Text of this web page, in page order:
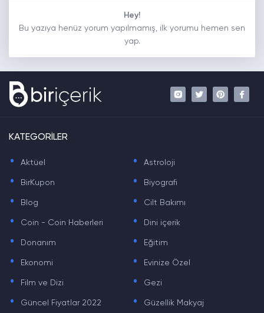
Hey!
Bu yazıya henüz yorum yapılmamış, ilk yorumu hemen sen
yap.
KATEGORİLER
. Aktüel . Astroloji
. BirKupon . Biyografi
. Blog . Cilt Bakımı
. Coin - Coin Haberleri . Dini içerik
. Donanım . Eğitim
. Ekonomi . Evinize Özel
. Film ve Dizi . Gezi
. Güncel Fiyatlar 2022 . Güzellik Makyaj